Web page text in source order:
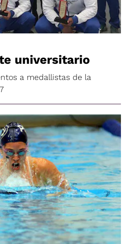
universitario
a medallistas de la